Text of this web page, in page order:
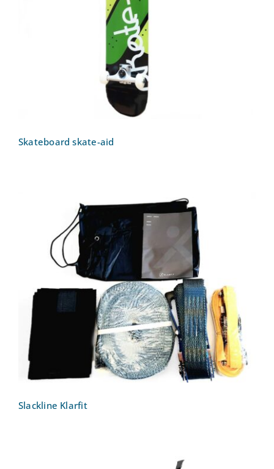
Skateboard skate-aid
Skateboard skate-aid
Slackline Klarfit
Slackline Klarfit